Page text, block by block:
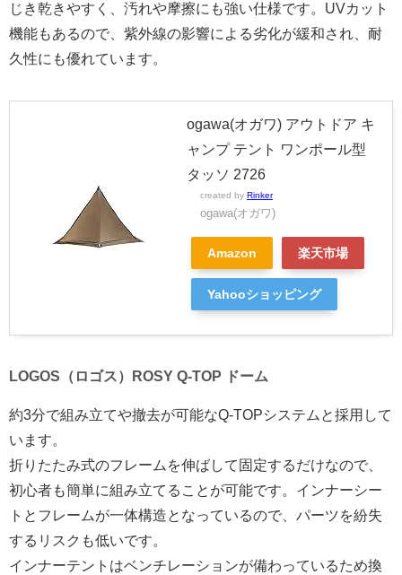
じき乾きやすく、汚れや摩擦にも強い仕様です。UVカット
機能もあるので、紫外線の影響による劣化が緩和され、耐
久性にも優れています。
ogawa(オガワ) アウトドア キ
ャンプ テント ワンポール型
タッソ 2726
created by Rinker
ogawa(オガワ)
Amazon 楽天市場
Yahooショッピング
LOGOS（ロゴス）ROSY Q-TOP ドーム
約3分で組み立てや撤去が可能なQ-TOPシステムと採用して
います。
折りたたみ式のフレームを伸ばして固定するだけなので、
初心者も簡単に組み立てることが可能です。インナーシー
トとフレームが一体構造となっているので、パーツを紛失
するリスクも低いです。
インナーテントはベンチレーションが備わっているため換